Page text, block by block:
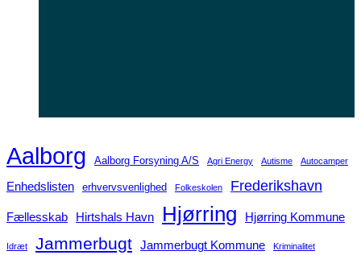
Aalborg Aalborg Forsyning A/S Agri Energy Autisme Autocamper
Enhedslisten erhvervsvenlighed Folkeskolen Frederikshavn
Fællesskab Hirtshals Havn Hjørring Hjørring Kommune
Idræt Jammerbugt Jammerbugt Kommune Kriminalitet